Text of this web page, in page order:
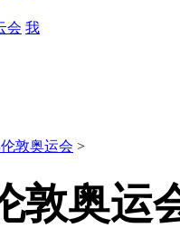
会 我
敦奥运会 >
敦奥运